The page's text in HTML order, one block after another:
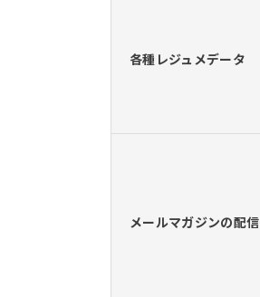
各種レジュメデータ
メールマガジンの配信